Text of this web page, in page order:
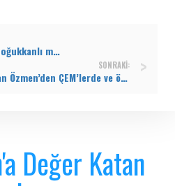
Zabıta ekiplerinden soğukkanlı müdahale: Bıçaklı şahıs ikna edildi, olası faciadan dönüldü
SONRAKI:
Başkan Özmen’den ÇEM’lerde ve öğrenci yurdunda inceleme
Değer Katan